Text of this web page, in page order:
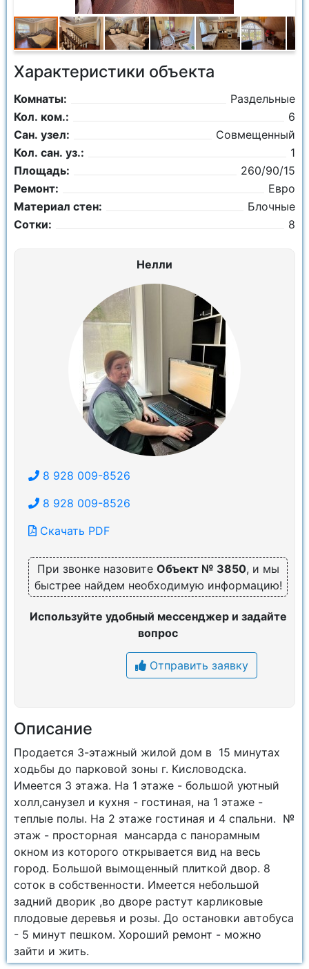
Характеристики объекта
Комнаты:
Раздельные
Кол. ком.:
6
Сан. узел:
Совмещенный
Кол. сан. уз.:
1
Площадь:
260/90/15
Ремонт:
Евро
Материал стен:
Блочные
Сотки:
8
Нелли
8 928 009-8526
8 928 009-8526
Скачать PDF
При звонке назовите Объект № 3850, и мы
быстрее найдем необходимую информацию!
Используйте удобный мессенджер и задайте
вопрос
Отправить заявку
Описание
Продается 3-этажный жилой дом в 15 минутах
ходьбы до парковой зоны г. Кисловодска.
Имеется 3 этажа. На 1 этаже - большой уютный
холл,санузел и кухня - гостиная, на 1 этаже -
теплые полы. На 2 этаже гостиная и 4 спальни. №
этаж - просторная мансарда с панорамным
окном из которого открывается вид на весь
город. Большой вымощенный плиткой двор. 8
соток в собственности. Имеется небольшой
задний дворик ,во дворе растут карликовые
плодовые деревья и розы. До остановки автобуса
- 5 минут пешком. Хороший ремонт - можно
зайти и жить.